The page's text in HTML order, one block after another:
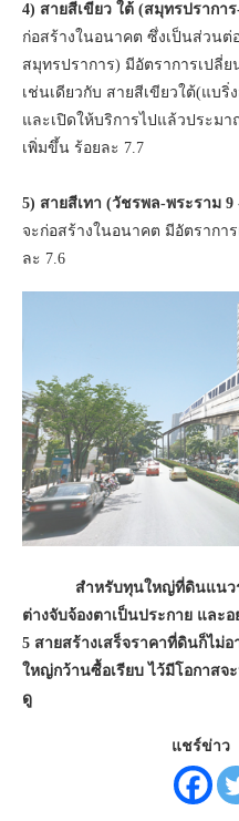
4) สายสีเขียว ใต้ (สมุทรปรากา
ก่อสร้างในอนาคต ซึ่งเป็นส่วนต่
สมุทรปราการ) มีอัตราการเปลี่
เช่นเดียวกับ สายสีเขียวใต้(แบริ่
และเปิดให้บริการไปแล้วประม
เพิ่มขึ้น ร้อยละ 7.7
5) สายสีเทา (วัชรพล-พระราม 9
จะก่อสร้างในอนาคต มีอัตรากา
ละ 7.6
สำหรับทุนใหญ่ที่ดินแนว
ต่างจับจ้องตาเป็นประกาย และ
5 สายสร้างเสร็จราคาที่ดินก็ไม่
ใหญ่กว้านซื้อเรียบ ไว้มีโอกาส
ดู
แชร์ข่าว